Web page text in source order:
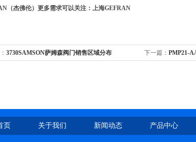
（杰佛伦）更多需求可以关注：上海GEFRAN
3730SAMSON萨姆森阀门销售区域分布 下一篇： PMP21-
页 关于我们 新闻动态 产品中心